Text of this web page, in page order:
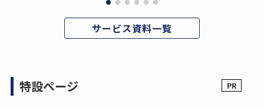
サービス資料一覧
特設ページ